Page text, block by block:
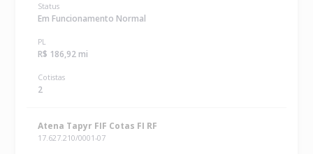
Status
Em Funcionamento Normal
PL
R$ 186,92 mi
Cotistas
2
Atena Tapyr FIF Cotas FI RF
17.627.210/0001-07